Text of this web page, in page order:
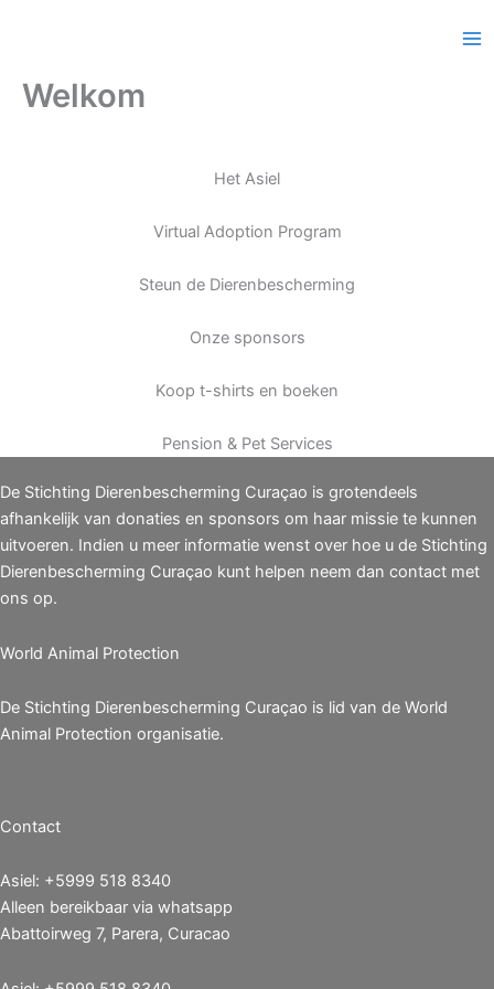
inhoud
Welkom
Het Asiel
Virtual Adoption Program
Steun de Dierenbescherming
Onze sponsors
Koop t-shirts en boeken
Pension & Pet Services
De Stichting Dierenbescherming Curaçao is grotendeels
afhankelijk van donaties en sponsors om haar missie te kunnen
uitvoeren. Indien u meer informatie wenst over hoe u de Stichting
Dierenbescherming Curaçao kunt helpen neem dan contact met
ons op.
World Animal Protection
De Stichting Dierenbescherming Curaçao is lid van de World
Animal Protection organisatie.
Contact
Asiel: +5999 518 8340
Alleen bereikbaar via whatsapp
Abattoirweg 7, Parera, Curacao